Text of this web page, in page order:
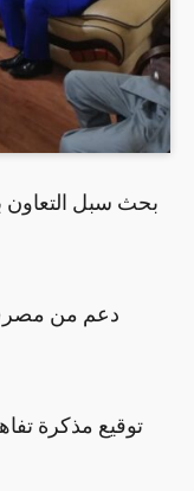
بحث سبل التعاون
دعم من مصرف
توقيع مذكرة